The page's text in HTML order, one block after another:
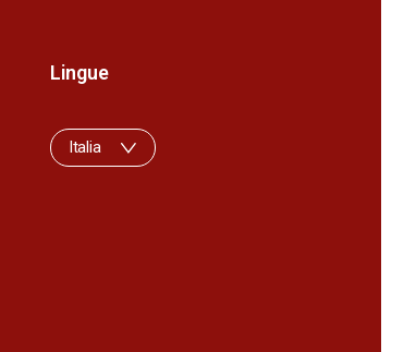
Lingue
Italia